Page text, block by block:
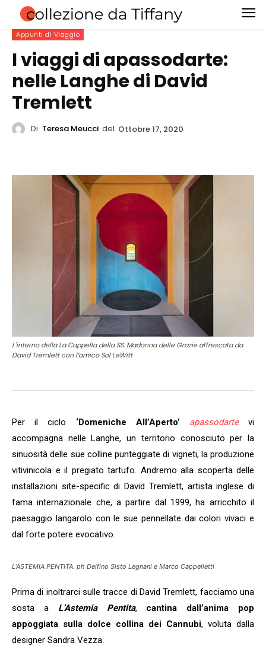
Appunti di Viaggio
I viaggi di apassodarte:
nelle Langhe di David
Tremlett
Di Teresa Meucci del Ottobre 17, 2020
L'interno della La Cappella della SS. Madonna delle Grazie affrescata da
David Tremlett con l’amico Sol LeWitt
Per il ciclo ‘Domeniche All’Aperto’ apassodartevi
accompagna nelle Langhe, un territorio conosciuto per la
sinuosità delle sue colline punteggiate di vigneti, la produzione
vitivinicola e il pregiato tartufo. Andremo alla scoperta delle
installazioni site-specific di David Tremlett, artista inglese di
fama internazionale che, a partire dal 1999, ha arricchito il
paesaggio langarolo con le sue pennellate dai colori vivaci e
dal forte potere evocativo.
L’ASTEMIA PENTITA. ph Delfino Sisto Legnani e Marco Cappelletti
Prima di inoltrarci sulle tracce di David Tremlett, facciamo una
sosta a L’Astemia Pentita, cantina dall’anima pop
appoggiata sulla dolce collina dei Cannubi, voluta dalla
designer Sandra Vezza.